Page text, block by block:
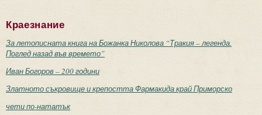
Краезнание
За летописната книга на Божанка Николова “Тракия – легенда.
Поглед назад във времето”
Иван Богоров – 200 години
Златното съкровище и крепостта Фармакида край Приморско
чети по-нататък